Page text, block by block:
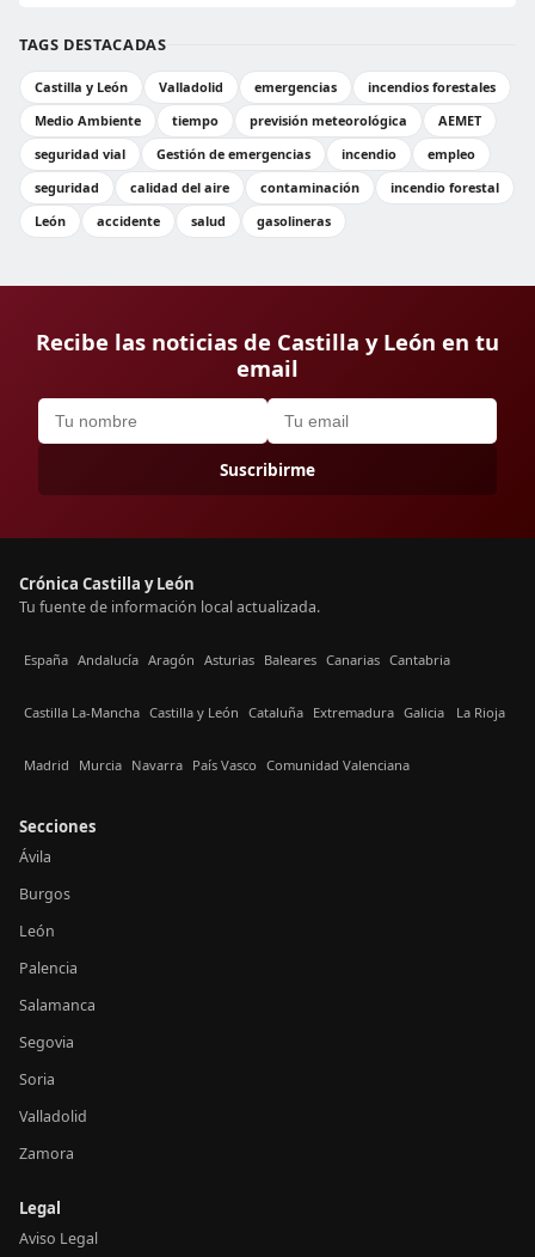
TAGS DESTACADAS
Castilla y León Valladolid emergencias
incendios forestales
Medio Ambiente
tiempo previsión meteorológica
AEMET
seguridad vial
Gestión de emergencias incendio
empleo
seguridad
calidad del aire contaminación
incendio forestal
León
accidente salud gasolineras
Recibe las noticias de Castilla y León en tu
email
Suscribirme
Crónica Castilla y León
Tu fuente de información local actualizada.
España Andalucía Aragón Asturias Baleares Canarias Cantabria
Castilla La-Mancha Castilla y León Cataluña Extremadura Galicia La Rioja
Madrid Murcia Navarra País Vasco Comunidad Valenciana
Secciones
Ávila
Burgos
León
Palencia
Salamanca
Segovia
Soria
Valladolid
Zamora
Legal
Aviso Legal